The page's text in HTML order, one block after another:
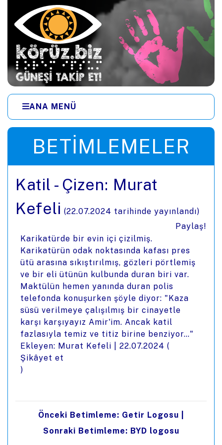
Ana içeriğe zıpla
ANA MENÜ
BETIMLEMELER
Katil - Çizen: Murat
Kefeli (22.07.2024 tarihinde yayınlandı)
Paylaş!
Karikatürde bir evin içi çizilmiş.
Karikatürün odak noktasında kafası pres
ütü arasına sıkıştırılmış, gözleri pörtlemiş
ve bir eli ütünün kulbunda duran biri var.
Maktülün hemen yanında duran polis
telefonda konuşurken şöyle diyor: "Kaza
süsü verilmeye çalışılmış bir cinayetle
karşı karşıyayız Amir'im. Ancak katil
fazlasıyla temiz ve titiz birine benziyor…"
Ekleyen: Murat Kefeli | 22.07.2024 (
Şikâyet et
)
Önceki Betimleme: Getir Logosu
Sonraki Betimleme: BYD logosu
Menüye zıpla